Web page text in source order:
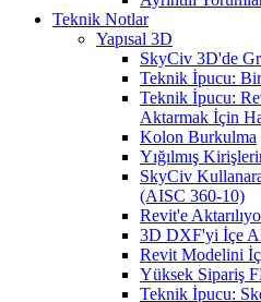
Teknik Notlar
Yapısal 3D
SkyCiv 3D'de
Teknik İpucu:
Teknik İpucu:
Aktarmak İçin
Kolon Burkulma
Yığılmış
SkyCiv
(AISC 360-10)
Revit'e
3D DXF'yi İçe
Revit Modelini
Yüksek Sipariş
Teknik İpucu: